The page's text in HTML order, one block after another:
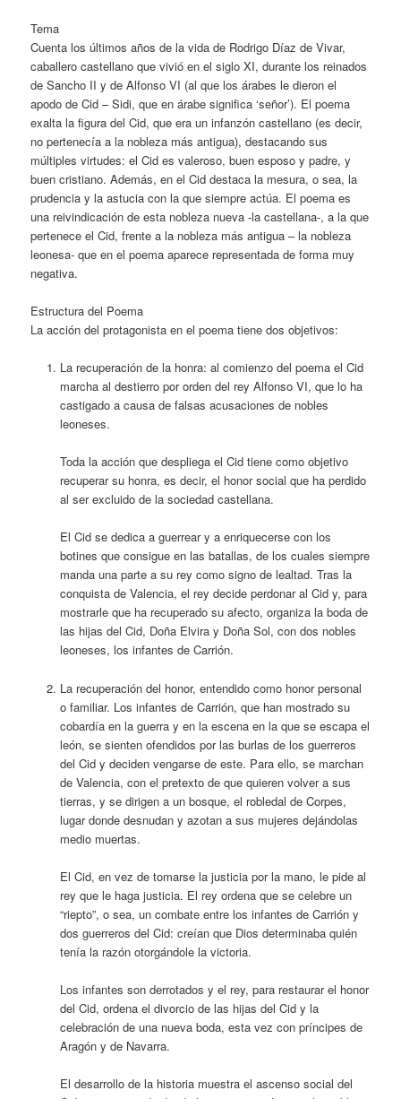
Tema
Cuenta los últimos años de la vida de Rodrigo Díaz de Vivar,
caballero castellano que vivió en el siglo XI, durante los reinados
de Sancho II y de Alfonso VI (al que los árabes le dieron el
apodo de Cid – Sidi, que en árabe significa ‘señor’). El poema
exalta la figura del Cid, que era un infanzón castellano (es decir,
no pertenecía a la nobleza más antigua), destacando sus
múltiples virtudes: el Cid es valeroso, buen esposo y padre, y
buen cristiano. Además, en el Cid destaca la mesura, o sea, la
prudencia y la astucia con la que siempre actúa. El poema es
una reivindicación de esta nobleza nueva -la castellana-, a la que
pertenece el Cid, frente a la nobleza más antigua – la nobleza
leonesa- que en el poema aparece representada de forma muy
negativa.
Estructura del Poema
La acción del protagonista en el poema tiene dos objetivos:
La recuperación de la honra: al comienzo del poema el Cid
marcha al destierro por orden del rey Alfonso VI, que lo ha
castigado a causa de falsas acusaciones de nobles
leoneses.
Toda la acción que despliega el Cid tiene como objetivo
recuperar su honra, es decir, el honor social que ha perdido
al ser excluido de la sociedad castellana.
El Cid se dedica a guerrear y a enriquecerse con los
botines que consigue en las batallas, de los cuales siempre
manda una parte a su rey como signo de lealtad. Tras la
conquista de Valencia, el rey decide perdonar al Cid y, para
mostrarle que ha recuperado su afecto, organiza la boda de
las hijas del Cid, Doña Elvira y Doña Sol, con dos nobles
leoneses, los infantes de Carrión.
La recuperación del honor, entendido como honor personal
o familiar. Los infantes de Carrión, que han mostrado su
cobardía en la guerra y en la escena en la que se escapa el
león, se sienten ofendidos por las burlas de los guerreros
del Cid y deciden vengarse de este. Para ello, se marchan
de Valencia, con el pretexto de que quieren volver a sus
tierras, y se dirigen a un bosque, el robledal de Corpes,
lugar donde desnudan y azotan a sus mujeres dejándolas
medio muertas.
El Cid, en vez de tomarse la justicia por la mano, le pide al
rey que le haga justicia. El rey ordena que se celebre un
“riepto”, o sea, un combate entre los infantes de Carrión y
dos guerreros del Cid: creían que Dios determinaba quién
tenía la razón otorgándole la victoria.
Los infantes son derrotados y el rey, para restaurar el honor
del Cid, ordena el divorcio de las hijas del Cid y la
celebración de una nueva boda, esta vez con príncipes de
Aragón y de Navarra.
El desarrollo de la historia muestra el ascenso social del